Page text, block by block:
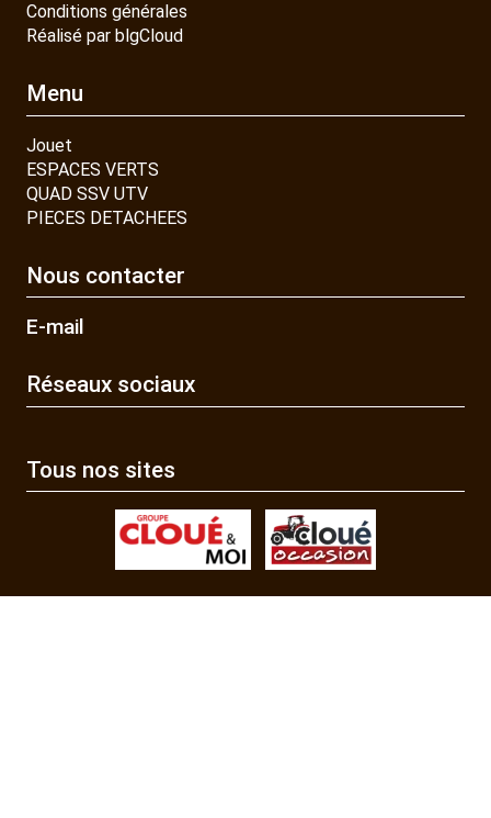
Conditions générales
Réalisé par blgCloud
Menu
Jouet
ESPACES VERTS
QUAD SSV UTV
PIECES DETACHEES
Nous contacter
E-mail
Réseaux sociaux
Tous nos sites